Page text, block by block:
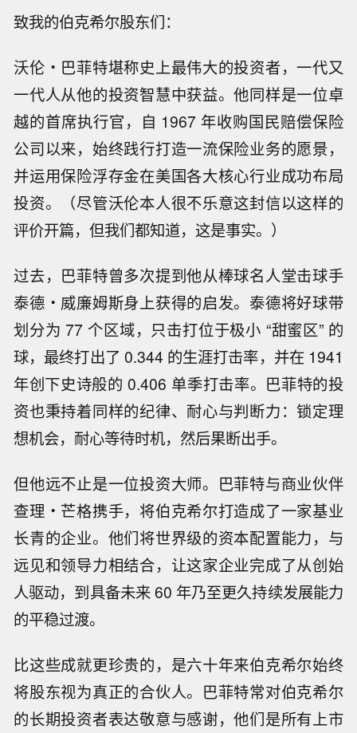
致我的伯克希尔股东们：
沃伦・巴菲特堪称史上最伟大的投资者，一代又
一代人从他的投资智慧中获益。他同样是一位卓
越的首席执行官，自 1967 年收购国民赔偿保险
公司以来，始终践行打造一流保险业务的愿景，
并运用保险浮存金在美国各大核心行业成功布局
投资。（尽管沃伦本人很不乐意这封信以这样的
评价开篇，但我们都知道，这是事实。）
过去，巴菲特曾多次提到他从棒球名人堂击球手
泰德・威廉姆斯身上获得的启发。泰德将好球带
划分为 77 个区域，只击打位于极小 “甜蜜区” 的
球，最终打出了 0.344 的生涯打击率，并在 1941
年创下史诗般的 0.406 单季打击率。巴菲特的投
资也秉持着同样的纪律、耐心与判断力：锁定理
想机会，耐心等待时机，然后果断出手。
但他远不止是一位投资大师。巴菲特与商业伙伴
查理・芒格携手，将伯克希尔打造成了一家基业
长青的企业。他们将世界级的资本配置能力，与
远见和领导力相结合，让这家企业完成了从创始
人驱动，到具备未来 60 年乃至更久持续发展能力
的平稳过渡。
比这些成就更珍贵的，是六十年来伯克希尔始终
将股东视为真正的合伙人。巴菲特常对伯克希尔
的长期投资者表达敬意与感谢，他们是所有上市